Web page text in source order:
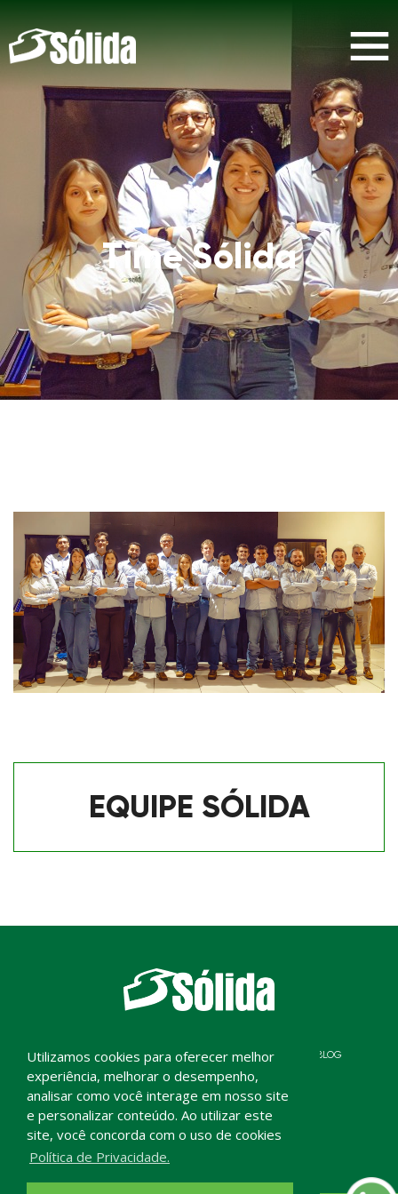
Utilizamos cookies para oferecer melhor
experiência, melhorar o desempenho,
analisar como você interage em nosso site
e personalizar conteúdo. Ao utilizar este
site, você concorda com o uso de cookies
Política de Privacidade.
Time Sólida
EQUIPE SÓLIDA
HOME SOBRE NÓS TIME SERVIÇOS BLOG
DEPOIMENTOS CONTATO